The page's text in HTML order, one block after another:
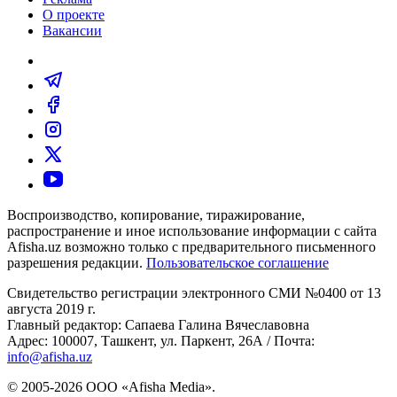
О проекте
Вакансии
Воспроизводство, копирование, тиражирование,
распространение и иное использование информации с сайта
Afisha.uz возможно только с предварительного письменного
разрешения редакции. Пользовательское соглашение
Свидетельство регистрации электронного СМИ №0400 от 13
августа 2019 г.
Главный редактор: Сапаева Галина Вячеславовна
Адрес: 100007, Ташкент, ул. Паркент, 26А / Почта:
info@afisha.uz
© 2005-2026 ООО «Afisha Media».